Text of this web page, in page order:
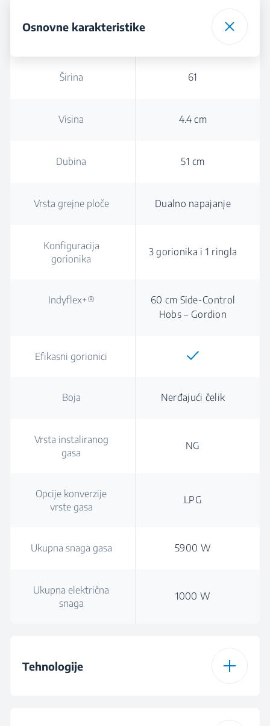
Osnovne karakteristike
Širina 61
Visina 4.4 cm
Dubina 51 cm
Vrsta grejne ploče Dualno napajanje
Konfiguracija
gorionika
3 gorionika i 1 ringla
Indyflex+®
60 cm Side-Control
Hobs – Gordion
Efikasni gorionici
Boja Nerđajući čelik
Vrsta instaliranog
gasa
NG
Opcije konverzije
vrste gasa
LPG
Ukupna snaga gasa 5900 W
Ukupna električna
snaga
1000 W
Tehnologije